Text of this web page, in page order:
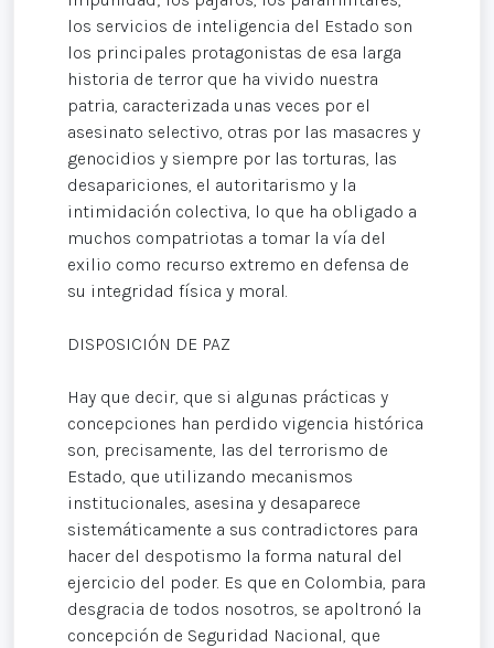
los servicios de inteligencia del Estado son
los principales protagonistas de esa larga
historia de terror que ha vivido nuestra
patria, caracterizada unas veces por el
asesinato selectivo, otras por las masacres y
genocidios y siempre por las torturas, las
desapariciones, el autoritarismo y la
intimidación colectiva, lo que ha obligado a
muchos compatriotas a tomar la vía del
exilio como recurso extremo en defensa de
su integridad física y moral.
DISPOSICIÓN DE PAZ
Hay que decir, que si algunas prácticas y
concepciones han perdido vigencia histórica
son, precisamente, las del terrorismo de
Estado, que utilizando mecanismos
institucionales, asesina y desaparece
sistemáticamente a sus contradictores para
hacer del despotismo la forma natural del
ejercicio del poder. Es que en Colombia, para
desgracia de todos nosotros, se apoltronó la
concepción de Seguridad Nacional, que